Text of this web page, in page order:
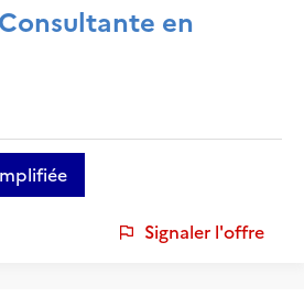
en
Signaler l'offre